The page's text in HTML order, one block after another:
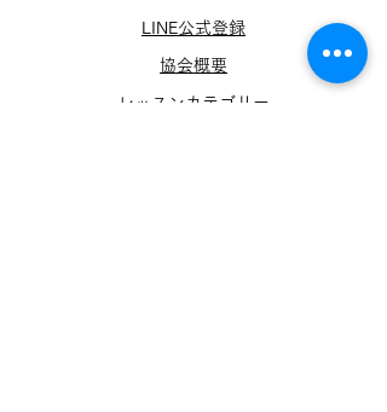
LINE公式登録
協会概要
​レッスンカテゴリー